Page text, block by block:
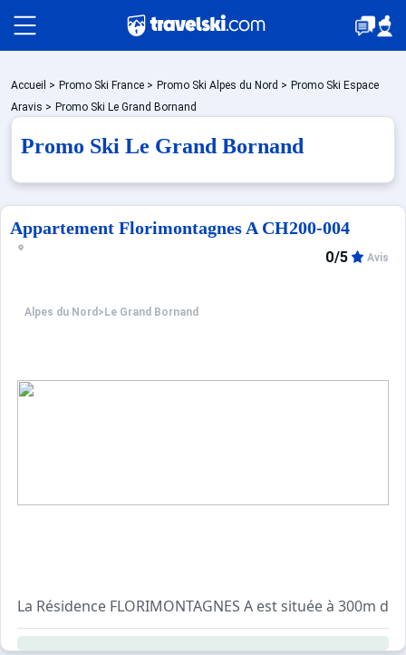
Packages
Stations
Accueil > Promo Ski France > Promo Ski Alpes du Nord > Promo Ski Espace
Aravis > Promo Ski Le Grand Bornand
Promo Ski Le Grand Bornand
Appartement Florimontagnes A CH200-004
Alpes du Nord > Le Grand Bornand
0/5 Avis
La Résidence FLORIMONTAGNES A est située à 300m